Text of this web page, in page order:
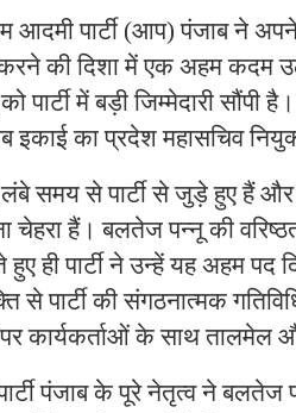
आदमी पार्टी (आप) पंजाब ने
की दिशा में एक अहम कदम
पार्टी में बड़ी जिम्मेदारी सौंपी
इकाई का प्रदेश महासचिव
समय से पार्टी से जुड़े हुए हैं और
चेहरा हैं। बलतेज पन्नू की
ही पार्टी ने उन्हें यह अहम पद
से पार्टी की संगठनात्मक
कार्यकर्ताओं के साथ तालमेल
पंजाब के पूरे नेतृत्व ने बलतेज